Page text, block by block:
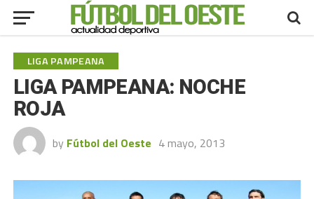
LIGA PAMPEANA
LIGA PAMPEANA: NOCHE
ROJA
by Fútbol del Oeste 4 mayo, 2013